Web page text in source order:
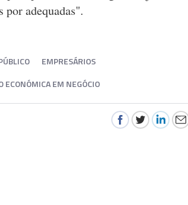
por adequadas".
EMPRESÁRIOS
ECONÓMICA EM NEGÓCIO